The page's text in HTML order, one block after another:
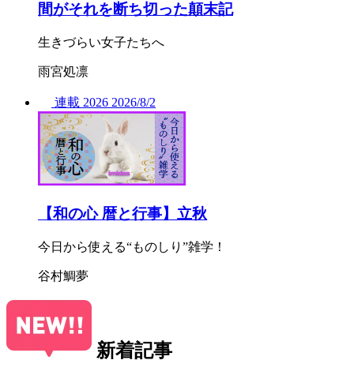
間がそれを断ち切った顛末記
生きづらい女子たちへ
雨宮処凛
連載 2026 2026/8/2
【和の心 暦と行事】立秋
今日から使える“ものしり”雑学！
谷村鯛夢
新着記事